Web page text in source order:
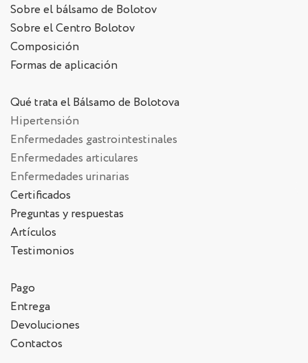
Sobre el bálsamo de Bolotov
Sobre el Centro Bolotov
Composición
Formas de aplicación
Qué trata el Bálsamo de Bolotova
Hipertensión
Enfermedades gastrointestinales
Enfermedades articulares
Enfermedades urinarias
Certificados
Preguntas y respuestas
Artículos
Testimonios
Pago
Entrega
Devoluciones
Contactos